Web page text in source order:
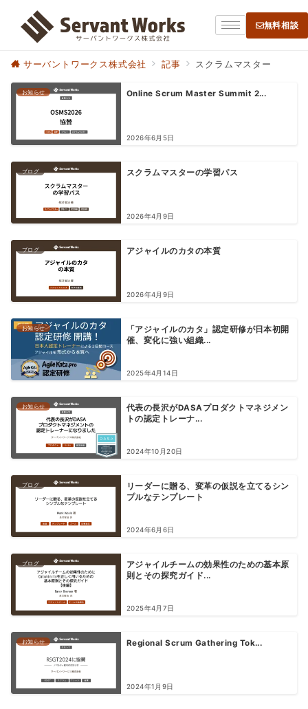
無料相談
サーバントワークス株式会社 記事 スクラムマスター
お知らせ Online Scrum Master Summit 2...
2026年6月5日
ブログ スクラムマスターの学習パス
2026年4月9日
ブログ アジャイルのカタの本質
2026年4月9日
お知らせ
「アジャイルのカタ」認定研修が日本初開
催、変化に強い組織...
2025年4月14日
お知らせ
代表の長沢がDASAプロダクトマネジメン
トの認定トレーナ...
2024年10月20日
ブログ
リーダーに贈る、変革の仮説を立てるシン
プルなテンプレート
2024年6月6日
ブログ
アジャイルチームの効果性のための基本原
則とその探究ガイド...
2025年4月7日
お知らせ Regional Scrum Gathering Tok...
2024年1月9日